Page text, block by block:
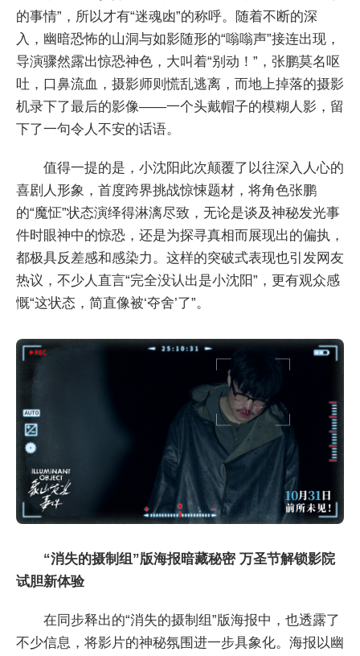
的事情”，所以才有“迷魂凼”的称呼。随着不断的深
入，幽暗恐怖的山洞与如影随形的“嗡嗡声”接连出现，
导演骤然露出惊恐神色，大叫着“别动！”，张鹏莫名呕
吐，口鼻流血，摄影师则慌乱逃离，而地上掉落的摄影
机录下了最后的影像——一个头戴帽子的模糊人影，留
下了一句令人不安的话语。
值得一提的是，小沈阳此次颠覆了以往深入人心的
喜剧人形象，首度跨界挑战惊悚题材，将角色张鹏
的“魔怔”状态演绎得淋漓尽致，无论是谈及神秘发光事
件时眼神中的惊恐，还是为探寻真相而展现出的偏执，
都极具反差感和感染力。这样的突破式表现也引发网友
热议，不少人直言“完全没认出是小沈阳”，更有观众感
慨“这状态，简直像被‘夺舍’了”。
“消失的摄制组”版海报暗藏秘密 万圣节解锁影院
试胆新体验
在同步释出的“消失的摄制组”版海报中，也透露了
不少信息，将影片的神秘氛围进一步具象化。海报以幽